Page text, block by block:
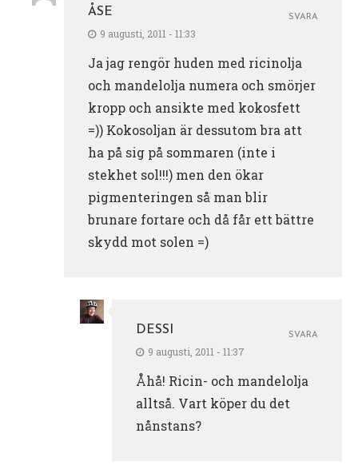
ÅSE
9 augusti, 2011 - 11:33
Ja jag rengör huden med ricinolja
och mandelolja numera och smörjer
kropp och ansikte med kokosfett
=)) Kokosoljan är dessutom bra att
ha på sig på sommaren (inte i
stekhet sol!!!) men den ökar
pigmenteringen så man blir
brunare fortare och då får ett bättre
skydd mot solen =)
SVARA
DESSI
9 augusti, 2011 - 11:37
Åhå! Ricin- och mandelolja
alltså. Vart köper du det
nånstans?
SVARA